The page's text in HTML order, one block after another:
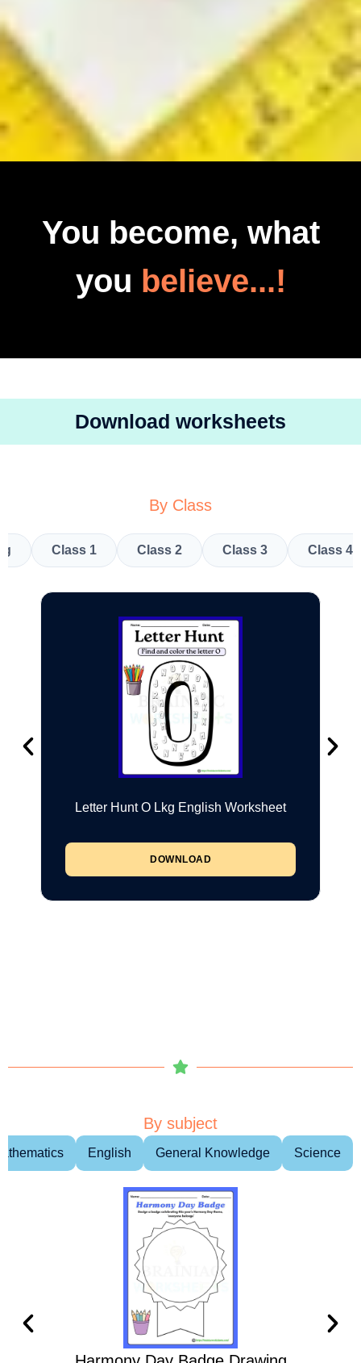
You become, what
you believe...!
Download worksheets
By Class
Class 1 Class 2 Class 3 Class 4
Letter Hunt O Lkg English Worksheet
DOWNLOAD
By subject
English General Knowledge Science